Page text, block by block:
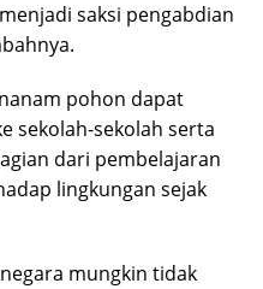
saksi pengabdian
pohon dapat
sekolah-sekolah serta
dari pembelajaran
lingkungan sejak
mungkin tidak